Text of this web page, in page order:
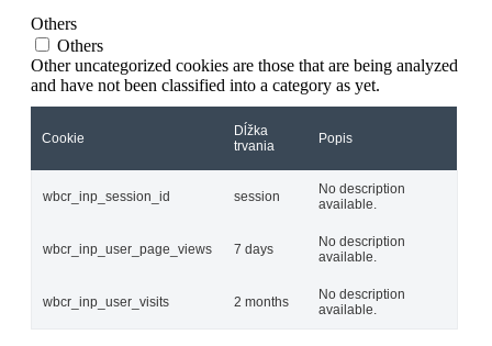
Others
Others
Other uncategorized cookies are those that are being analyzed
and have not been classified into a category as yet.
Cookie
Dĺžka
trvania
Popis
wbcr_inp_session_id session
No description
available.
wbcr_inp_user_page_views 7 days
No description
available.
wbcr_inp_user_visits 2 months
No description
available.